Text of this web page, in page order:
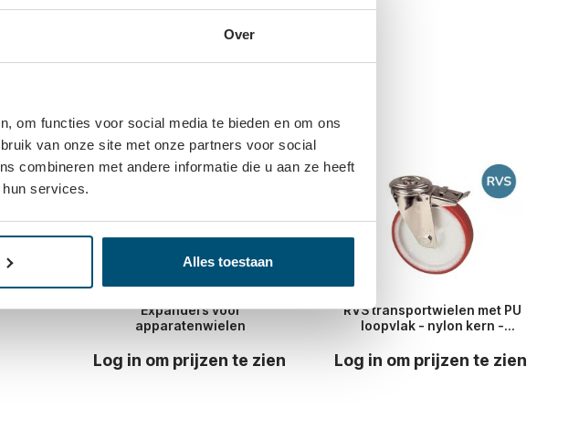
Over
om functies voor social media te bieden en om ons
van onze site met onze partners voor social
combineren met andere informatie die u aan ze heeft
services.
Alles toestaan
Het
Vaak samen gekocht
Expanders voor
apparatenwielen
Log in om prijzen te zien
RVS transportwielen met PU
loopvlak - nylon kern -
Log in om prijzen te zien